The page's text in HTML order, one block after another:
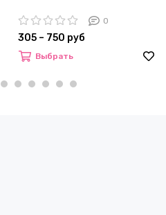
0
305 – 750 руб
Выбрать